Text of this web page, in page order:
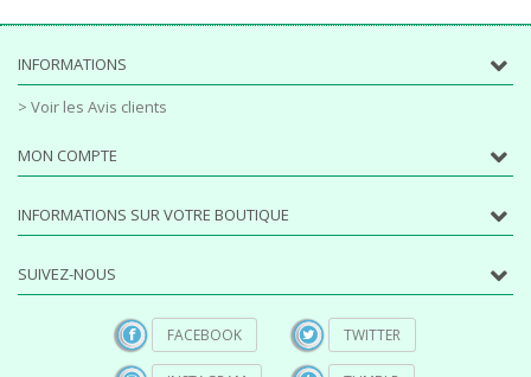
INFORMATIONS
> Voir les Avis clients
MON COMPTE
INFORMATIONS SUR VOTRE BOUTIQUE
SUIVEZ-NOUS
FACEBOOK TWITTER